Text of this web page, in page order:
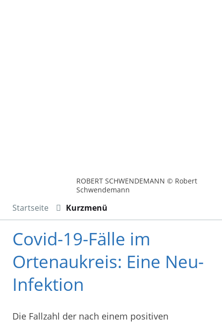
ROBERT SCHWENDEMANN © Robert
Schwendemann
Startseite Kurzmenü
Covid-19-Fälle im
Ortenaukreis: Eine Neu-
Infektion
Die Fallzahl der nach einem positiven